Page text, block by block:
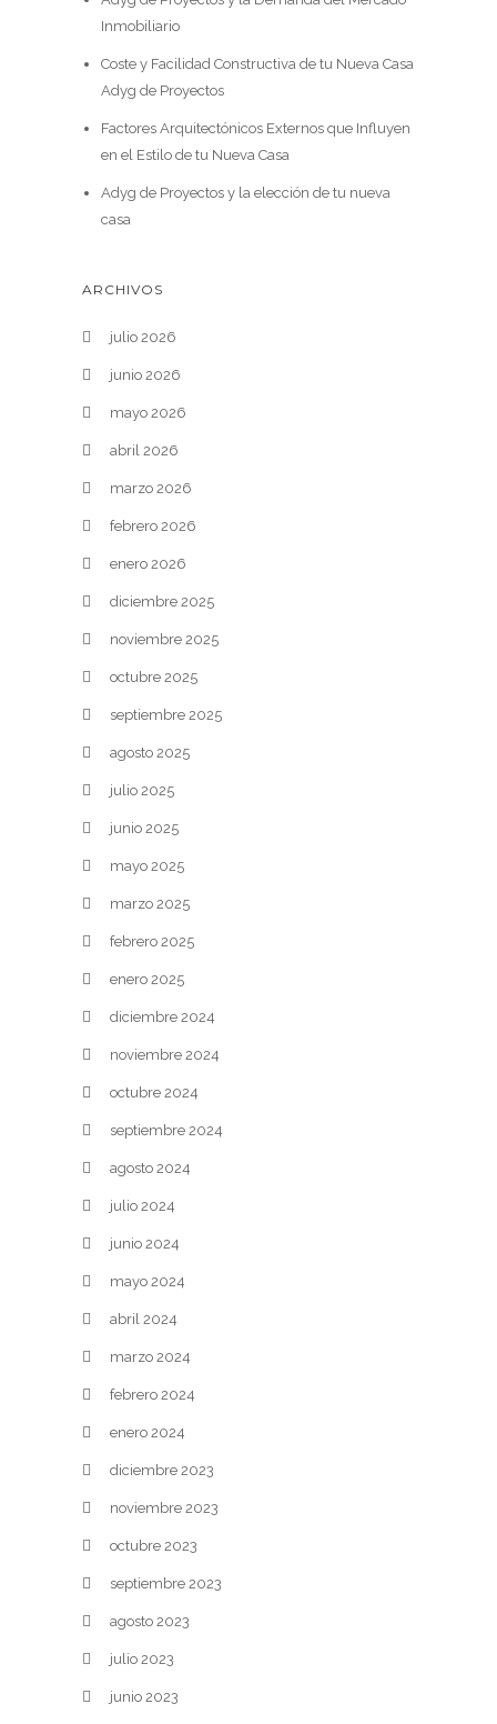
Inmobiliario
Coste y Facilidad Constructiva de tu Nueva Casa
Adyg de Proyectos
Factores Arquitectónicos Externos que Influyen
en el Estilo de tu Nueva Casa
Adyg de Proyectos y la elección de tu nueva
casa
ARCHIVOS
julio 2026
junio 2026
mayo 2026
abril 2026
marzo 2026
febrero 2026
enero 2026
diciembre 2025
noviembre 2025
octubre 2025
septiembre 2025
agosto 2025
julio 2025
junio 2025
mayo 2025
marzo 2025
febrero 2025
enero 2025
diciembre 2024
noviembre 2024
octubre 2024
septiembre 2024
agosto 2024
julio 2024
junio 2024
mayo 2024
abril 2024
marzo 2024
febrero 2024
enero 2024
diciembre 2023
noviembre 2023
octubre 2023
septiembre 2023
agosto 2023
julio 2023
junio 2023